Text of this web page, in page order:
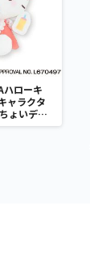
ハローキ
ャラクタ
ょいデカ